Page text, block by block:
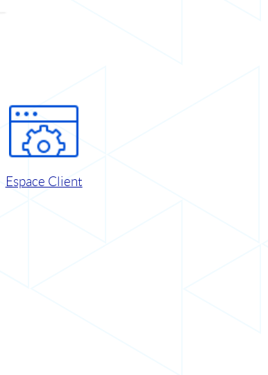
Espace Client